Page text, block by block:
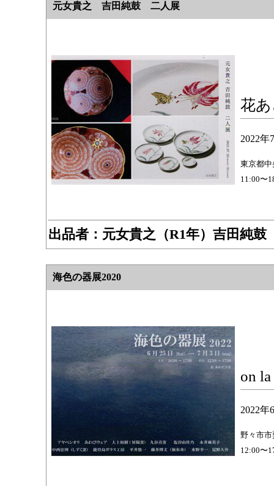
元女貴之 吉田純鼓 二人展
花
2022年
東京都中
11:00〜
出品者： 元女貴之（R1年）吉田純鼓
海色の器展2020
on
2022年
野々市市
12:00〜